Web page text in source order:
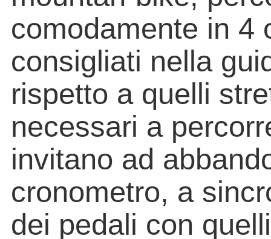
comodamente in 4
consigliati nella
rispetto a quelli
necessari a
invitano ad
cronometro, a
dei pedali con